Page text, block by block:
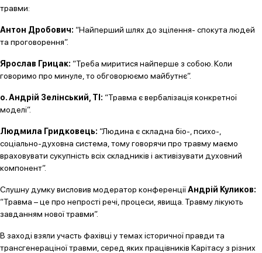
травми:
Антон Дробович: “Найперший шлях до зцілення- спокута людей
та проговорення”.
Ярослав Грицак: “Треба миритися найперше з собою. Коли
говоримо про минуле, то обговорюємо майбутнє”.
о. Андрій Зелінський, ТІ: “Травма є вербалізація конкретної
моделі”.
Людмила Гридковець: “Людина є складна біо-, психо-,
соціально-духовна система, тому говорячи про травму маємо
враховувати сукупність всіх складників і активізувати духовний
компонент”.
Слушну думку висловив модератор конференціїАндрій Куликов:
“Травма – це про непрості речі, процеси, явища. Травму лікують
завданням нової травми”.
В заході взяли участь фахівці у темах історичної правди та
трансгенераціної травми, серед яких працівників Карітасу з різних